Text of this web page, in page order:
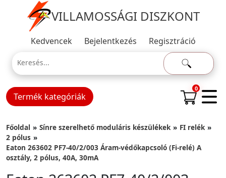
VILLAMOSSÁGI DISZKONT
Kedvencek Bejelentkezés Regisztráció
Termék kategóriák
0
Főoldal Sínre szerelhető moduláris készülékek
FI relék
2 pólus
Eaton 263602 PF7-40/2/003 Áram-védőkapcsoló (Fi-relé) A
osztály, 2 pólus, 40A, 30mA